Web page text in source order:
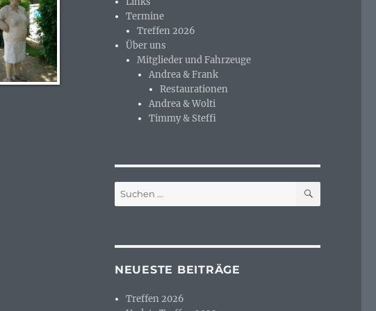
Termine
Treffen 2026
Über uns
Mitglieder und Fahrzeuge
Andrea & Frank
Restaurationen
Andrea & Wolti
Timmy & Steffi
Suchen
nach:
SUCHEN
NEUESTE BEITRÄGE
Treffen 2026